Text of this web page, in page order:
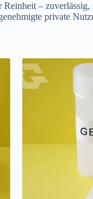
–
private